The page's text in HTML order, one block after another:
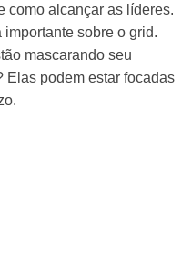
como alcançar as líderes.
sobre o grid.
mascarando seu
Elas podem estar focadas